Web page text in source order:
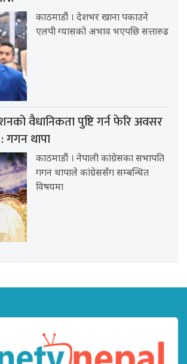
काठमाडौं । देशभर खाना पकाउने
एलपी ग्यासको अभाव भएपछि सत्तारुढ
वैधानिकता पुष्टि गर्न फेरि अवसर
गगन थापा
काठमाडौं । नेपाली कांग्रेसका सभापति
गगन थापाले कांग्रेससँग सम्बन्धित
विषयमा